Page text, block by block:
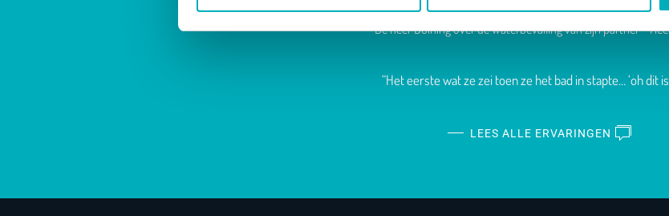
De heer Buining over de waterbevalling van zijn partner –
“Het eerste wat ze zei toen ze het bad in stapte… ‘oh dit is
LEES ALLE ERVARINGEN